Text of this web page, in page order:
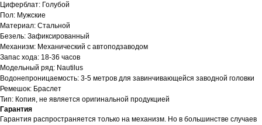
Циферблат: Голубой
Пол: Мужские
Материал: Стальной
Безель: Зафиксированный
Механизм: Механический с автоподзаводом
Запас хода: 18-36 часов
Модельный ряд: Nautilus
Водонепроницаемость: 3-5 метров для завинчивающейся заводной головки
Ремешок: Браслет
Тип: Копия, не является оригинальной продукцией
Гарантия
Гарантия распространяется только на механизм. Но в большинстве случаев